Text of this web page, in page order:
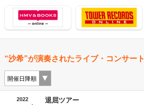
“沙希”が演奏されたライブ・コンサート
2022 退屈ツアー